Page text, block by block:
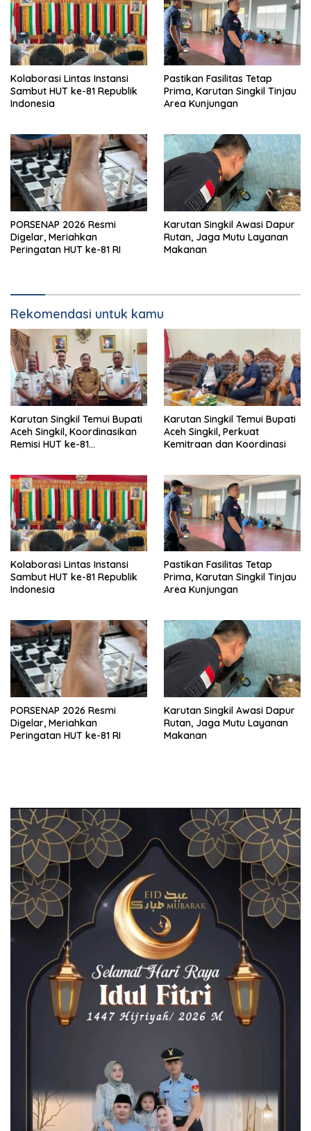
Kolaborasi Lintas Instansi
Sambut HUT ke-81 Republik
Indonesia
Pastikan Fasilitas Tetap
Prima, Karutan Singkil Tinjau
Area Kunjungan
PORSENAP 2026 Resmi
Digelar, Meriahkan
Peringatan HUT ke-81 RI
Karutan Singkil Awasi Dapur
Rutan, Jaga Mutu Layanan
Makanan
Rekomendasi untuk kamu
Karutan Singkil Temui Bupati
Aceh Singkil, Koordinasikan
Remisi HUT ke-81
Karutan Singkil Temui Bupati
Aceh Singkil, Perkuat
Kemitraan dan Koordinasi
Kolaborasi Lintas Instansi
Sambut HUT ke-81 Republik
Indonesia
Pastikan Fasilitas Tetap
Prima, Karutan Singkil Tinjau
Area Kunjungan
PORSENAP 2026 Resmi
Digelar, Meriahkan
Peringatan HUT ke-81 RI
Karutan Singkil Awasi Dapur
Rutan, Jaga Mutu Layanan
Makanan